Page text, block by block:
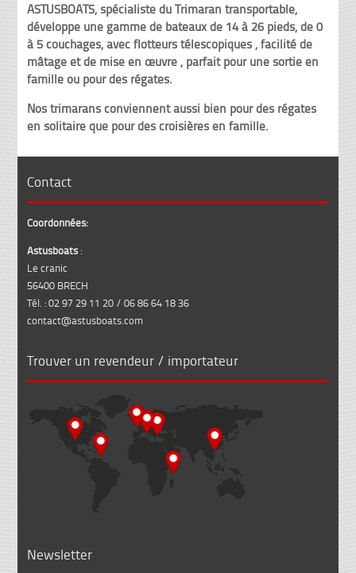
ASTUSBOATS, spécialiste du Trimaran transportable,
développe une gamme de bateaux de 14 à 26 pieds, de 0
à 5 couchages, avec flotteurs télescopiques , facilité de
mâtage et de mise en œuvre , parfait pour une sortie en
famille ou pour des régates.
Nos trimarans conviennent aussi bien pour des régates
en solitaire que pour des croisières en famille.
Contact
Coordonnées:
Astusboats:
Le cranic
56400 BRECH
Tél. : 02 97 29 11 20 / 06 86 64 18 36
contact@astusboats.com
Trouver un revendeur / importateur
Newsletter